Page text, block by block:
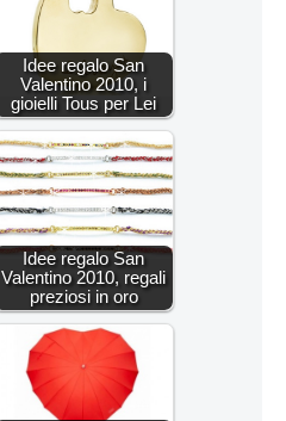
Idee regalo San
Valentino 2010, i
gioielli Tous per Lei
Idee regalo San
Valentino 2010, regali
preziosi in oro